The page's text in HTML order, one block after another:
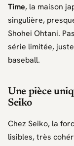
Time, la maison
singulière,
Shohei Ohtani.
série limitée,
baseball.
Une pièce
Seiko
Chez Seiko, la
lisibles, très